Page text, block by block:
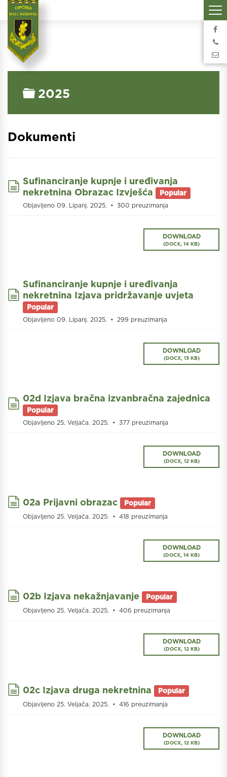
Folder
2025
Dokumenti
document
Sufinanciranje kupnje i uređivanja
nekretnina Obrazac Izvješća
Popular
Objavljeno 09. Lipanj. 2025. 300 preuzimanja
DOWNLOAD
(DOCX, 14 KB)
document
Sufinanciranje kupnje i uređivanja
nekretnina Izjava pridržavanje uvjeta
Popular
Objavljeno 09. Lipanj. 2025. 299 preuzimanja
DOWNLOAD
(DOCX, 13 KB)
document
02d Izjava bračna izvanbračna zajednica
Popular
Objavljeno 25. Veljača. 2025. 377 preuzimanja
DOWNLOAD
(DOCX, 12 KB)
document
02a Prijavni obrazac Popular
Objavljeno 25. Veljača. 2025. 418 preuzimanja
DOWNLOAD
(DOCX, 14 KB)
document
02b Izjava nekažnjavanje Popular
Objavljeno 25. Veljača. 2025. 406 preuzimanja
DOWNLOAD
(DOCX, 12 KB)
document
02c Izjava druga nekretnina Popular
Objavljeno 25. Veljača. 2025. 416 preuzimanja
DOWNLOAD
(DOCX, 12 KB)